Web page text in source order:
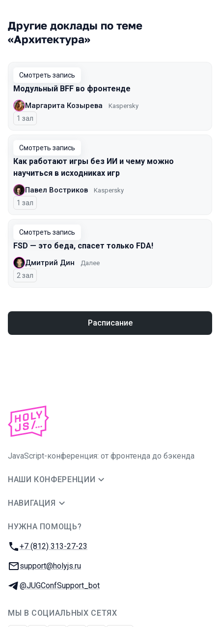
Другие доклады по теме
«Архитектура»
Смотреть запись
Модульный BFF во фронтенде
Маргарита Козырева Kaspersky
1 зал
Смотреть запись
Как работают игры без ИИ и чему можно
научиться в исходниках игр
Павел Востриков Kaspersky
1 зал
Смотреть запись
FSD — это беда, спасет только FDA!
Дмитрий Дин Далее
2 зал
Расписание
JavaScript-конференция: от фронтенда до бэкенда
НАШИ КОНФЕРЕНЦИИ
НАВИГАЦИЯ
НУЖНА ПОМОЩЬ?
Телефон:
+7 (812) 313-27-23
E-mail:
support@holyjs.ru
Телеграм:
@JUGConfSupport_bot
МЫ В СОЦИАЛЬНЫХ СЕТЯХ